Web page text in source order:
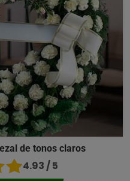
de tonos claros
4.93 / 5